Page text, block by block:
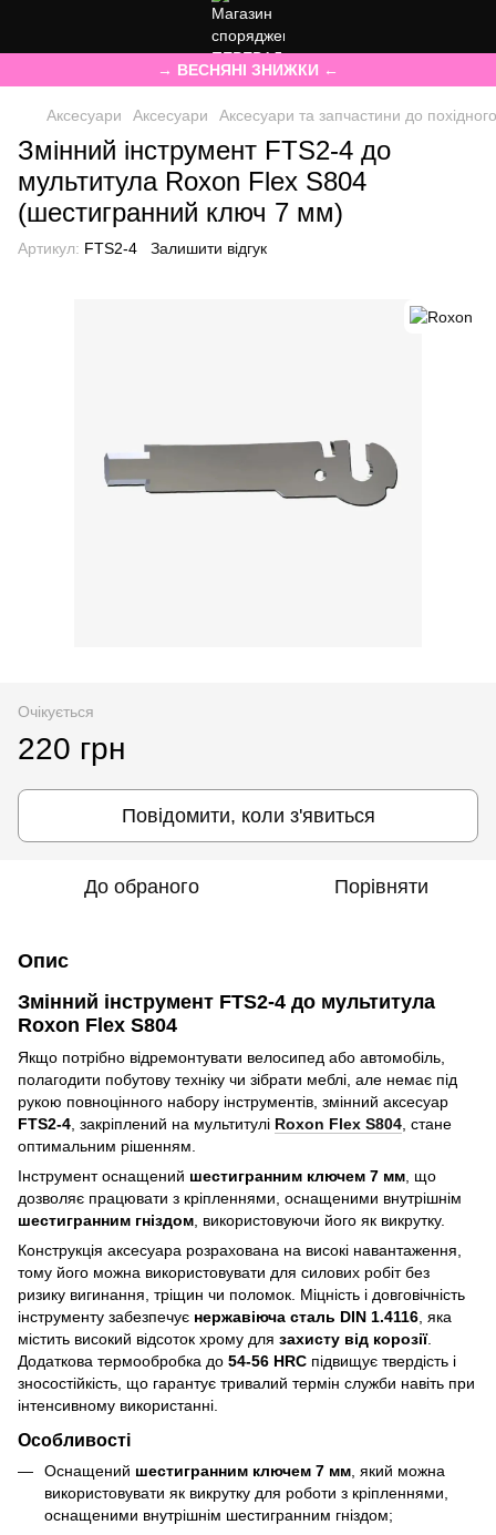
→ ВЕСНЯНІ ЗНИЖКИ ←
Аксесуари Аксесуари Аксесуари та запчастини до
Змінний інструмент FTS2-4 до
мультитула Roxon Flex S804
(шестигранний ключ 7 мм)
Артикул: FTS2-4 Залишити відгук
Очікується
220 грн
Повідомити, коли з'явиться
До обраного Порівняти
Опис
Змінний інструмент FTS2-4 до мультитула
Roxon Flex S804
Якщо потрібно відремонтувати велосипед або автомобіль,
полагодити побутову техніку чи зібрати меблі, але немає під
рукою повноцінного набору інструментів, змінний аксесуар
FTS2-4 , закріплений на мультитулі Roxon Flex S804 , стане
оптимальним рішенням.
Інструмент оснащений шестигранним ключем 7 мм , що
дозволяє працювати з кріпленнями, оснащеними внутрішнім
шестигранним гніздом , використовуючи його як викрутку.
Конструкція аксесуара розрахована на високі навантаження,
тому його можна використовувати для силових робіт без
ризику вигинання, тріщин чи поломок. Міцність і довговічність
інструменту забезпечує нержавіюча сталь DIN 1.4116 , яка
містить високий відсоток хрому для захисту від корозії.
Додаткова термообробка до 54-56 HRC підвищує твердість і
зносостійкість, що гарантує тривалий термін служби навіть при
інтенсивному використанні.
Особливості
Оснащений шестигранним ключем 7 мм , який можна
використовувати як викрутку для роботи з кріпленнями,
оснащеними внутрішнім шестигранним гніздом;